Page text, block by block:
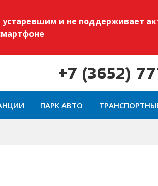
и не поддерживает
+7 (3652)
ПАРК АВТО